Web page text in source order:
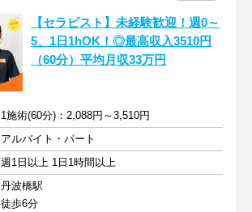
【セラピスト】未経験歓迎！週0～
5、1日1hOK！◎最高収入3510円
（60分）平均月収33万円
1施術(60分)：2,088円～3,510円
アルバイト・パート
週1日以上 1日1時間以上
丹波橋駅
徒歩6分